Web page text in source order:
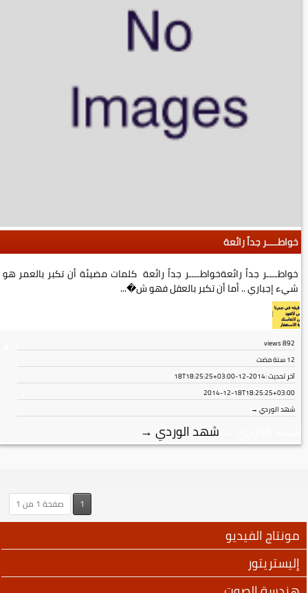
خواطــــر جداً رائعة
خواطــــر جداً رائعةخواطــــر جداً رائعة كلمات مضيئة أن تكبر بالعمر هو
شيء إجباري .. أما أن تكبر بالعقل فهو ش�...
892
views
12 سنة مضت
آخر تحديث :2014-12-18T18:25:25+03:00
2014-12-18T18:25:25+03:00
شهد الوردي →
شهد الوردي →
صفحة 1 من 1 1
مونتاج الفيديو
إليستريتور